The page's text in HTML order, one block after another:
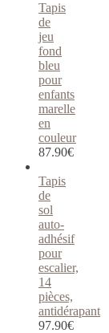
Tapis
de
jeu
fond
bleu
pour
enfants
marelle
en
couleur
87.90€
Tapis
de
sol
auto-
adhésif
pour
escalier,
14
pièces,
antidérapant
97.90€